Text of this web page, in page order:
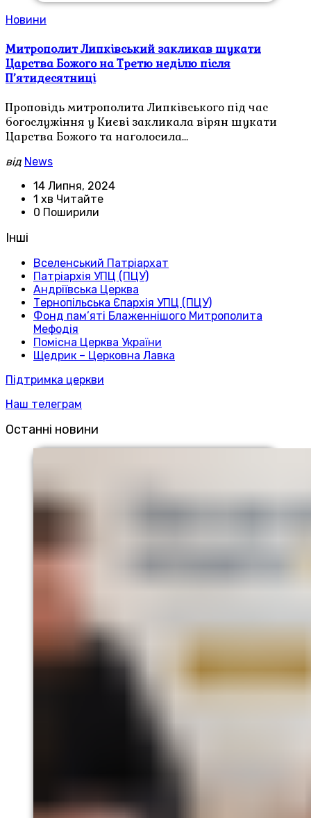
Новини
Митрополит Липківський закликав шукати
Царства Божого на Третю неділю після
П’ятидесятниці
Проповідь митрополита Липківського під час
богослужіння у Києві закликала вірян шукати
Царства Божого та наголосила…
від News
14 Липня, 2024
1 хв Читайте
0 Поширили
Інші
Вселенський Патріархат
Патріархія УПЦ (ПЦУ)
Андріївська Церква
Тернопільська Єпархія УПЦ (ПЦУ)
Фонд пам’яті Блаженнішого Митрополита
Мефодія
Помісна Церква України
Щедрик – Церковна Лавка
Підтримка церкви
Наш телеграм
Останні новини